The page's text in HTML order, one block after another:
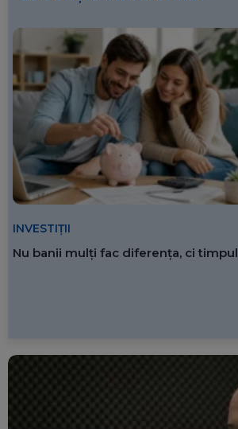
INVESTIȚII
Nu banii mulți fac diferența, ci timpul